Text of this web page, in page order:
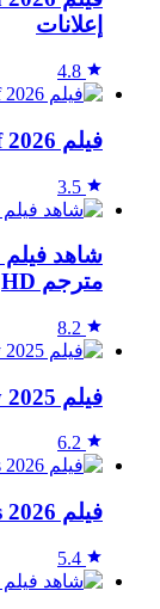
إعلانات
4.8
فيلم The Gentleman Thief 2026 مترجم اون لاين
3.5
مترجم HD
8.2
فيلم Motor City 2025 مترجم اون لاين
6.2
فيلم Cruel Hands 2026 مترجم مباشرة HD
5.4